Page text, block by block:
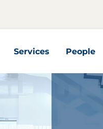
Services
Services Unterseiten
People